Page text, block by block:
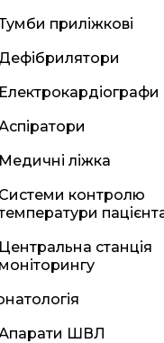
приліжкові
Дефібрилятори
Електрокардіографи
Медичні ліжка
Системи контролю
Центральна станція
моніторингу
ШВЛ